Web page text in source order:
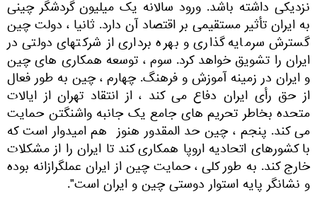
نزدیکی داشته باشد. ورود سالانه یک میلیون گردشگر چینی
به ایران تأثیر مستقیمی بر اقتصاد آن دارد. ثانیا ، دولت چین
گسترش سرمایه گذاری و بهره برداری از شرکتهای دولتی در
ایران را تشویق خواهد کرد. سوم ، توسعه همکاری های چین
و ایران در زمینه آموزش و فرهنگ. چهارم ، چین به طور فعال
از حق رأی ایران دفاع می کند ، از انتقاد تهران از ایالات
متحده بخاطر تحریم های جامع یک جانبه واشنگتن حمایت
می کند. پنجم ، چین حد المقدور هنوز هم امیدوار است که
با کشورهای اتحادیه اروپا همکاری کند تا ایران را از مشکلات
خارج کند. به طور کلی ، حمایت چین از ایران عملگرازانه بوده
و نشانگر پایه استوار دوستی چین و ایران است".